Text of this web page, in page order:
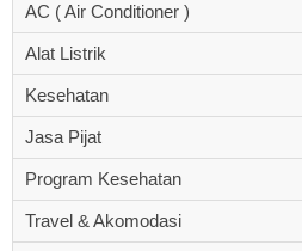
AC ( Air Conditioner )
Alat Listrik
Kesehatan
Jasa Pijat
Program Kesehatan
Travel & Akomodasi